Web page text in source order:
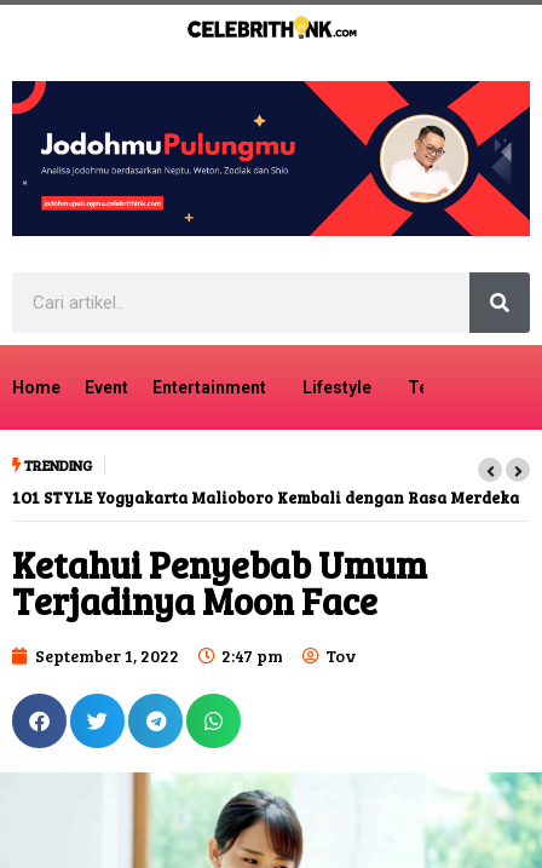
Home Event Entertainment Lifestyle Tech
TRENDING
1O1 STYLE Yogyakarta Malioboro Kembali dengan Rasa Merdeka
Ketahui Penyebab Umum
Terjadinya Moon Face
September 1, 2022 2:47 pm Tov